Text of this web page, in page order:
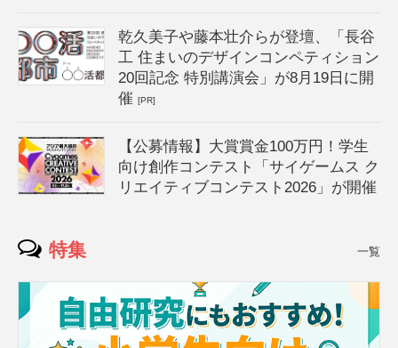
乾久美子や藤本壮介らが登壇、「長谷
工 住まいのデザインコンペティション
20回記念 特別講演会」が8月19日に開
催[PR]
【公募情報】大賞賞金100万円！学生
向け創作コンテスト「サイゲームス ク
リエイティブコンテスト2026」が開催
特集 一覧